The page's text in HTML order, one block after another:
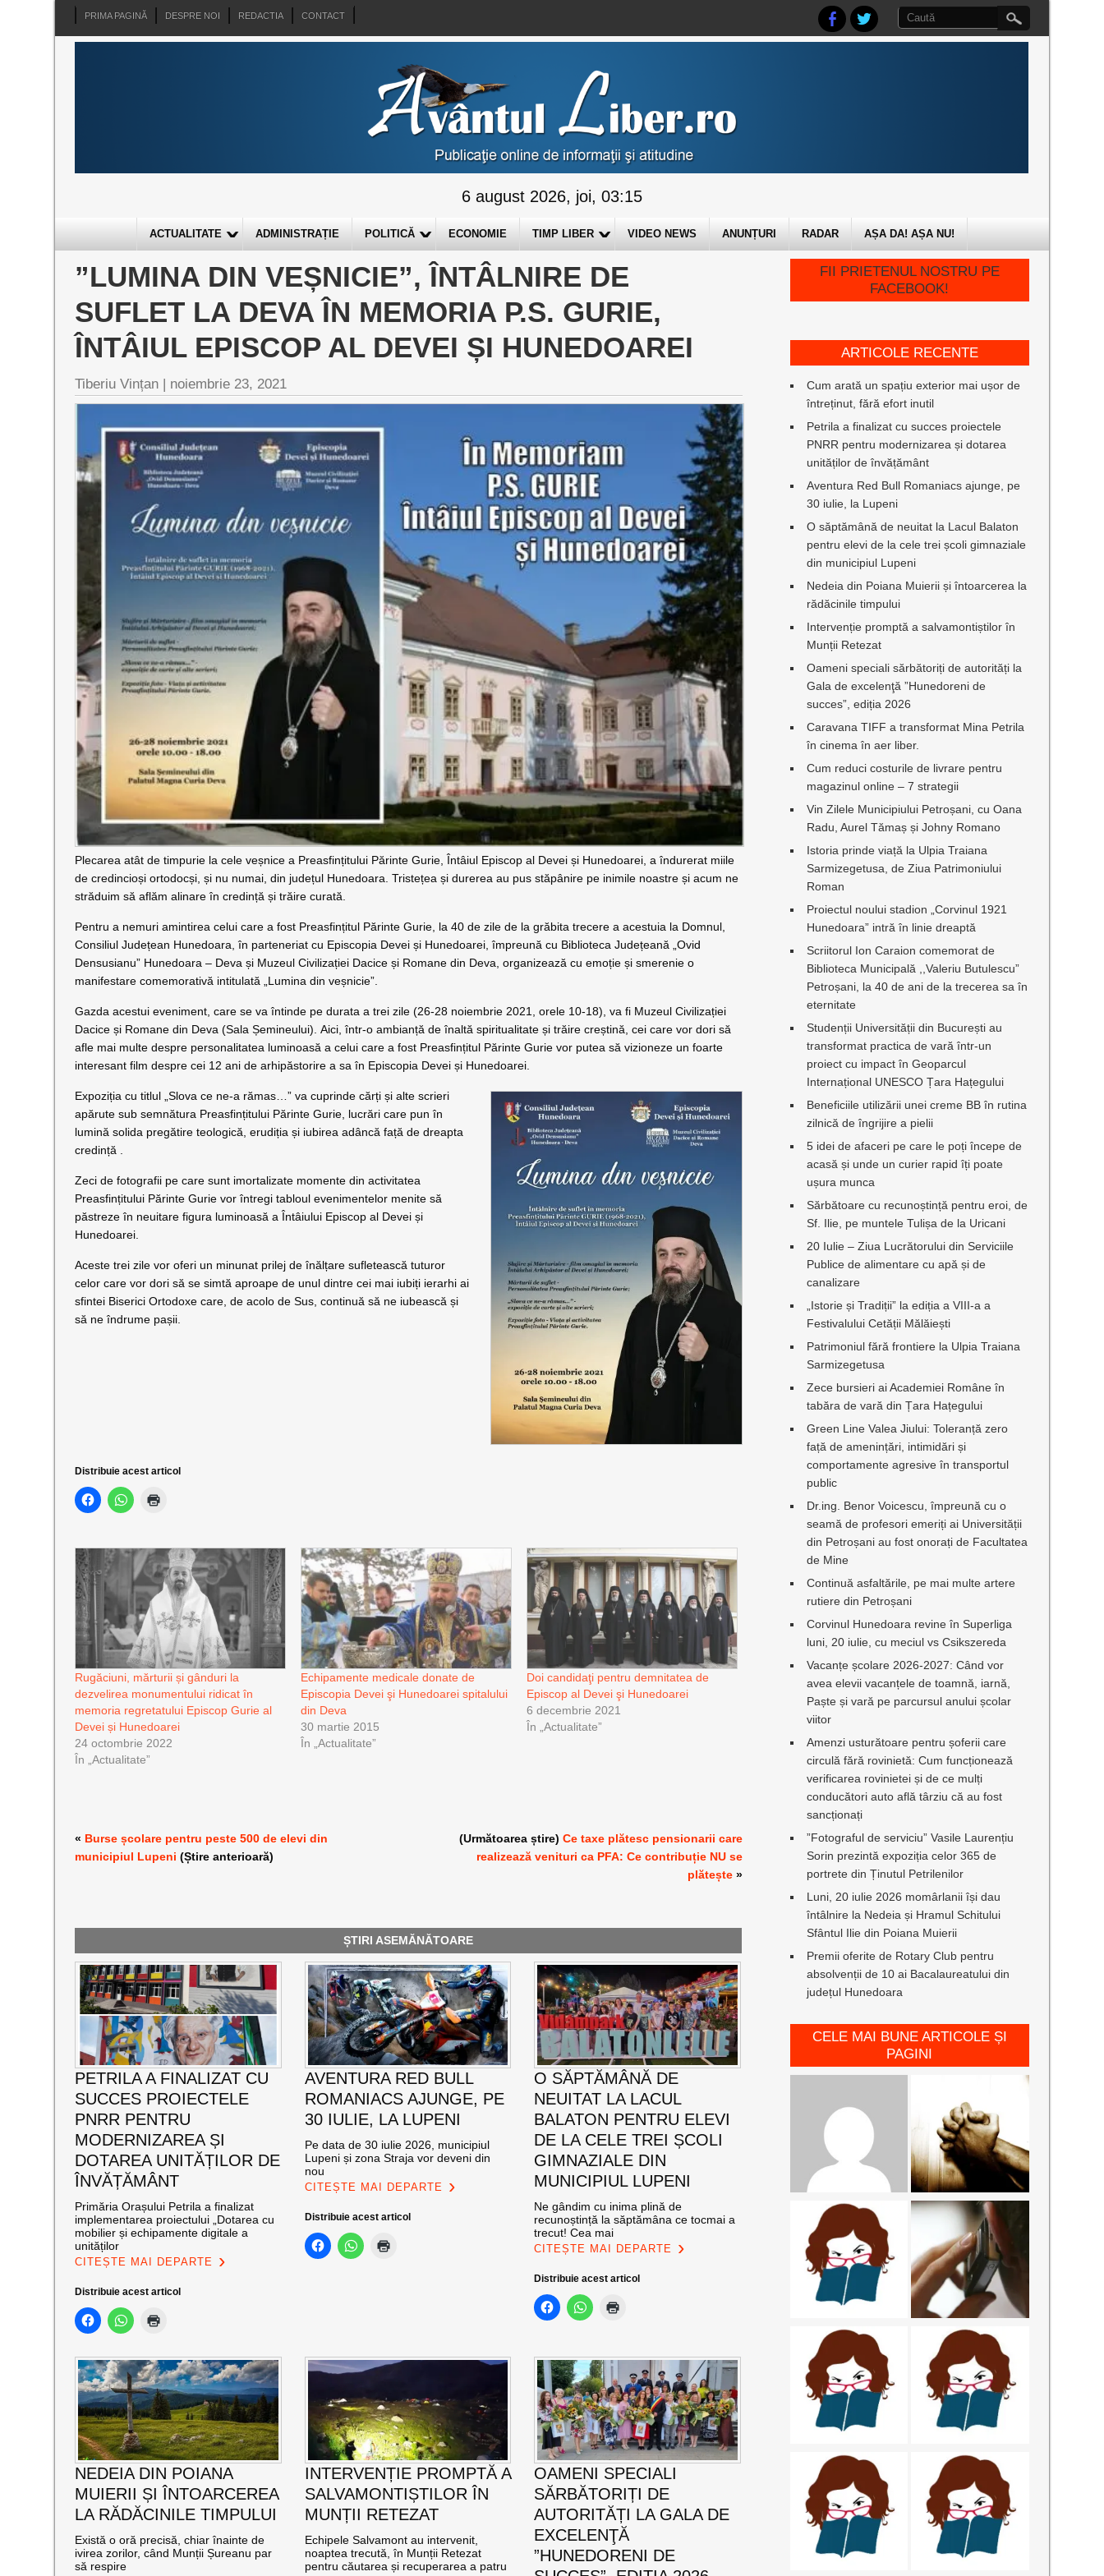
PRIMA PAGINĂ DESPRE NOI REDACTIA CONTACT
6 august 2026, joi, 03:15
ACTUALITATE ADMINISTRAȚIE POLITICĂ ECONOMIE TIMP LIBER VIDEO NEWS ANUNȚURI RADAR AȘA DA! AȘA NU!
”LUMINA DIN VEȘNICIE”, ÎNTÂLNIRE DE
SUFLET LA DEVA ÎN MEMORIA P.S. GURIE,
ÎNTÂIUL EPISCOP AL DEVEI ȘI HUNEDOAREI
Tiberiu Vințan | noiembrie 23, 2021
Plecarea atât de timpurie la cele veșnice a Preasfințitului Părinte Gurie, Întâiul Episcop al Devei și Hunedoarei, a îndurerat miile
de credincioși ortodocși, și nu numai, din județul Hunedoara. Tristețea și durerea au pus stăpânire pe inimile noastre și acum ne
străduim să aflăm alinare în credință și trăire curată.
Pentru a nemuri amintirea celui care a fost Preasfințitul Părinte Gurie, la 40 de zile de la grăbita trecere a acestuia la Domnul,
Consiliul Județean Hunedoara, în parteneriat cu Episcopia Devei și Hunedoarei, împreună cu Biblioteca Județeană „Ovid
Densusianu” Hunedoara – Deva și Muzeul Civilizației Dacice și Romane din Deva, organizează cu emoție și smerenie o
manifestare comemorativă intitulată „Lumina din veșnicie”.
Gazda acestui eveniment, care se va întinde pe durata a trei zile (26-28 noiembrie 2021, orele 10-18), va fi Muzeul Civilizației
Dacice și Romane din Deva (Sala Șemineului). Aici, într-o ambianță de înaltă spiritualitate și trăire creștină, cei care vor dori să
afle mai multe despre personalitatea luminoasă a celui care a fost Preasfințitul Părinte Gurie vor putea să vizioneze un foarte
interesant film despre cei 12 ani de arhipăstorire a sa în Episcopia Devei și Hunedoarei.
Expoziția cu titlul „Slova ce ne-a rămas…” va cuprinde cărți și alte scrieri
apărute sub semnătura Preasfințitului Părinte Gurie, lucrări care pun în
lumină solida pregătire teologică, erudiția și iubirea adâncă față de dreapta
credință .
Zeci de fotografii pe care sunt imortalizate momente din activitatea
Preasfințitului Părinte Gurie vor întregi tabloul evenimentelor menite să
păstreze în neuitare figura luminoasă a Întâiului Episcop al Devei și
Hunedoarei.
Aceste trei zile vor oferi un minunat prilej de înălțare sufletească tuturor
celor care vor dori să se simtă aproape de unul dintre cei mai iubiți ierarhi ai
sfintei Biserici Ortodoxe care, de acolo de Sus, continuă să ne iubească și
să ne îndrume pașii.
Distribuie acest articol
Rugăciuni, mărturii și gânduri la
dezvelirea monumentului ridicat în
memoria regretatului Episcop Gurie al
Devei și Hunedoarei
24 octombrie 2022
În „Actualitate”
Echipamente medicale donate de
Episcopia Devei şi Hunedoarei spitalului
din Deva
30 martie 2015
În „Actualitate”
Doi candidaţi pentru demnitatea de
Episcop al Devei şi Hunedoarei
6 decembrie 2021
În „Actualitate”
« Burse școlare pentru peste 500 de elevi din
municipiul Lupeni (Știre anterioară)
(Următoarea știre)Ce taxe plătesc pensionarii care
realizează venituri ca PFA: Ce contribuție NU se
plătește »
ȘTIRI ASEMĂNĂTOARE
PETRILA A FINALIZAT CU
SUCCES PROIECTELE
PNRR PENTRU
MODERNIZAREA ȘI
DOTAREA UNITĂȚILOR DE
ÎNVĂȚĂMÂNT
Primăria Orașului Petrila a finalizat
implementarea proiectului „Dotarea cu
mobilier și echipamente digitale a
unităților
CITEȘTE MAI DEPARTE
Distribuie acest articol
AVENTURA RED BULL
ROMANIACS AJUNGE, PE
30 IULIE, LA LUPENI
Pe data de 30 iulie 2026, municipiul
Lupeni și zona Straja vor deveni din
nou
CITEȘTE MAI DEPARTE
Distribuie acest articol
O SĂPTĂMÂNĂ DE
NEUITAT LA LACUL
BALATON PENTRU ELEVI
DE LA CELE TREI ȘCOLI
GIMNAZIALE DIN
MUNICIPIUL LUPENI
Ne gândim cu inima plină de
recunoștință la săptămâna ce tocmai a
trecut! Cea mai
CITEȘTE MAI DEPARTE
Distribuie acest articol
NEDEIA DIN POIANA
MUIERII ȘI ÎNTOARCEREA
LA RĂDĂCINILE TIMPULUI
Există o oră precisă, chiar înainte de
ivirea zorilor, când Munții Șureanu par
să respire
INTERVENȚIE PROMPTĂ A
SALVAMONTIȘTILOR ÎN
MUNȚII RETEZAT
Echipele Salvamont au intervenit,
noaptea trecută, în Munții Retezat
pentru căutarea și recuperarea a patru
OAMENI SPECIALI
SĂRBĂTORIȚI DE
AUTORITĂȚI LA GALA DE
EXCELENŢĂ
”HUNEDORENI DE
FII PRIETENUL NOSTRU PE
FACEBOOK!
ARTICOLE RECENTE
Cum arată un spațiu exterior mai ușor de
întreținut, fără efort inutil
Petrila a finalizat cu succes proiectele
PNRR pentru modernizarea și dotarea
unităților de învățământ
Aventura Red Bull Romaniacs ajunge, pe
30 iulie, la Lupeni
O săptămână de neuitat la Lacul Balaton
pentru elevi de la cele trei școli gimnaziale
din municipiul Lupeni
Nedeia din Poiana Muierii și întoarcerea la
rădăcinile timpului
Intervenție promptă a salvamontiștilor în
Munții Retezat
Oameni speciali sărbătoriți de autorități la
Gala de excelenţă ”Hunedoreni de
succes”, ediția 2026
Caravana TIFF a transformat Mina Petrila
în cinema în aer liber.
Cum reduci costurile de livrare pentru
magazinul online – 7 strategii
Vin Zilele Municipiului Petroșani, cu Oana
Radu, Aurel Tămaș și Johny Romano
Istoria prinde viață la Ulpia Traiana
Sarmizegetusa, de Ziua Patrimoniului
Roman
Proiectul noului stadion „Corvinul 1921
Hunedoara” intră în linie dreaptă
Scriitorul Ion Caraion comemorat de
Biblioteca Municipală ,,Valeriu Butulescu”
Petroșani, la 40 de ani de la trecerea sa în
eternitate
Studenții Universității din București au
transformat practica de vară într-un
proiect cu impact în Geoparcul
Internațional UNESCO Țara Hațegului
Beneficiile utilizării unei creme BB în rutina
zilnică de îngrijire a pielii
5 idei de afaceri pe care le poți începe de
acasă și unde un curier rapid îți poate
ușura munca
Sărbătoare cu recunoștință pentru eroi, de
Sf. Ilie, pe muntele Tulișa de la Uricani
20 Iulie – Ziua Lucrătorului din Serviciile
Publice de alimentare cu apă și de
canalizare
„Istorie și Tradiții” la ediția a VIII-a a
Festivalului Cetății Mălăiești
Patrimoniul fără frontiere la Ulpia Traiana
Sarmizegetusa
Zece bursieri ai Academiei Române în
tabăra de vară din Țara Hațegului
Green Line Valea Jiului: Toleranță zero
față de amenințări, intimidări și
comportamente agresive în transportul
public
Dr.ing. Benor Voicescu, împreună cu o
seamă de profesori emeriți ai Universității
din Petroșani au fost onorați de Facultatea
de Mine
Continuă asfaltările, pe mai multe artere
rutiere din Petroșani
Corvinul Hunedoara revine în Superliga
luni, 20 iulie, cu meciul vs Csikszereda
Vacanțe școlare 2026-2027: Când vor
avea elevii vacanțele de toamnă, iarnă,
Paște și vară pe parcursul anului școlar
viitor
Amenzi usturătoare pentru șoferii care
circulă fără rovinietă: Cum funcționează
verificarea rovinietei și de ce mulți
conducători auto află târziu că au fost
sancționați
”Fotograful de serviciu” Vasile Laurențiu
Sorin prezintă expoziția celor 365 de
portrete din Ținutul Petrilenilor
Luni, 20 iulie 2026 momârlanii își dau
întâlnire la Nedeia și Hramul Schitului
Sfântul Ilie din Poiana Muierii
Premii oferite de Rotary Club pentru
absolvenții de 10 ai Bacalaureatului din
județul Hunedoara
CELE MAI BUNE ARTICOLE ȘI
PAGINI